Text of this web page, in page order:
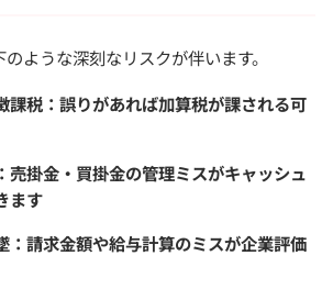
ような深刻なリスクが伴います。
課税 ：誤りがあれば加算税が課される可
：売掛金・買掛金の管理ミスがキャッシュ
ます
：請求金額や給与計算のミスが企業評価